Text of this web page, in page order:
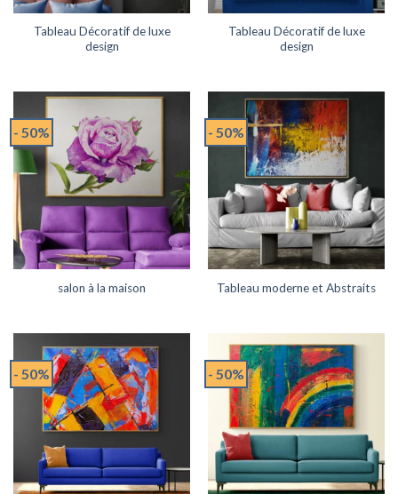
Tableau Décoratif de luxe
design
Tableau Décoratif de luxe
design
- 50%
salon à la maison
- 50%
Tableau moderne et Abstraits
- 50% - 50%